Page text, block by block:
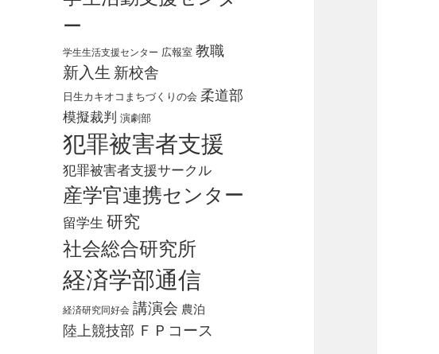
ー
学生生活支援センター 広報室 教職
新入生 新校舎
日生カキオコまちづくりの会 柔道部
模擬裁判 演劇部
犯罪被害者支援
犯罪被害者支援サークル
産学官連携センター
留学生 研究
社会総合研究所
経済学部通信
経済研究同好会 講演会 農泊
陸上競技部 ＦＰコース